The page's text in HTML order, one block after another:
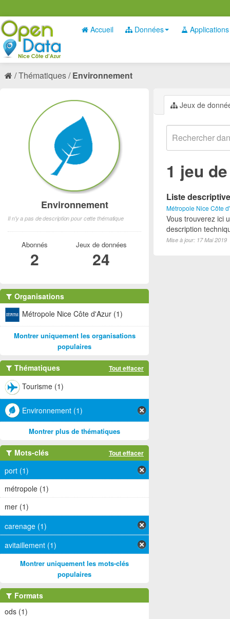
Accueil Données Applications
Thématiques Environnement
Jeux de
1 jeu
Liste
Métropole Nice Côte
Vous trouverez ici
description
Mise à jour: 17 Mai 2019
Environnement
Il n'y a pas de description pour cette thématique
Abonnés
2
Jeux de données
24
Organisations
Métropole Nice Côte d'Azur (1)
Montrer uniquement les organisations
populaires
Thématiques Tout effacer
Tourisme (1)
Environnement (1)
Montrer plus de thématiques
Mots-clés Tout effacer
port (1)
métropole (1)
mer (1)
carenage (1)
avitaillement (1)
Montrer uniquement les mots-clés
populaires
Formats
ods (1)